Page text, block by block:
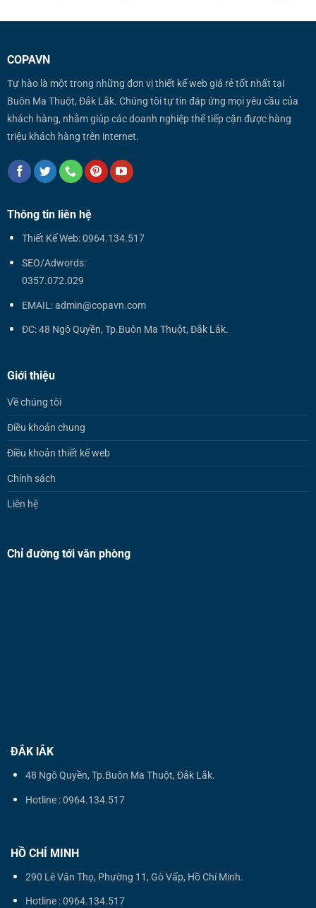
COPAVN
Tự hào là một trong những đơn vị thiết kế web giá rẻ tốt nhất tại
Buôn Ma Thuột, Đắk Lắk. Chúng tôi tự tin đáp ứng mọi yêu cầu của
khách hàng, nhằm giúp các doanh nghiệp thể tiếp cận được hàng
triệu khách hàng trên internet.
Thông tin liên hệ
Thiết Kế Web: 0964.134.517
SEO/Adwords:
0357.072.029
EMAIL: admin@copavn.com
ĐC: 48 Ngô Quyền, Tp.Buôn Ma Thuột, Đắk Lắk.
Giới thiệu
Về chúng tôi
Điều khoản chung
Điều khoản thiết kế web
Chính sách
Liên hệ
Chỉ đường tới văn phòng
ĐẮK lẮK
48 Ngô Quyền, Tp.Buôn Ma Thuột, Đắk Lắk.
Hotline : 0964.134.517
HỒ CHÍ MINH
290 Lê Văn Thọ, Phường 11, Gò Vấp, Hồ Chí Minh.
Hotline : 0964.134.517